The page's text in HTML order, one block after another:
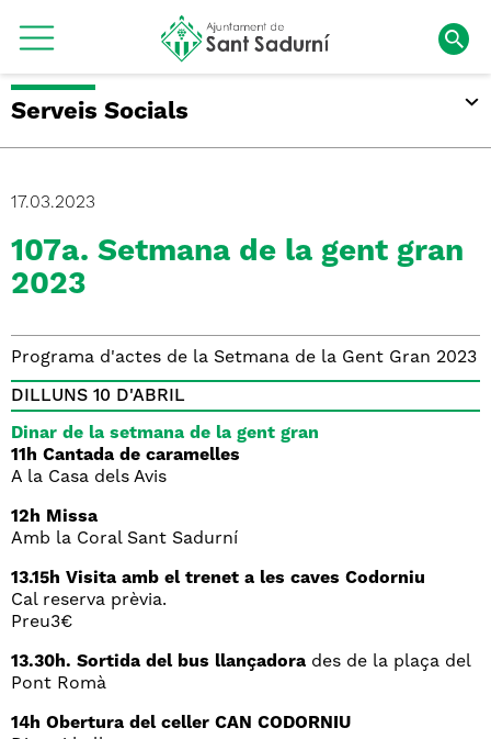
Serveis Socials
17.03.2023
107a. Setmana de la gent gran
2023
Programa d'actes de la Setmana de la Gent Gran 2023
DILLUNS 10 D'ABRIL
Dinar de la setmana de la gent gran
11h Cantada de caramelles
A la Casa dels Avis
12h Missa
Amb la Coral Sant Sadurní
13.15h Visita amb el trenet a les caves Codorniu
Cal reserva prèvia.
Preu3€
13.30h. Sortida del bus llançadora des de la plaça del
Pont Romà
14h Obertura del celler CAN CODORNIU